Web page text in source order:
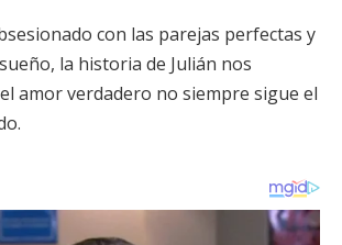
con las parejas perfectas y
la historia de Julián nos
amor verdadero no siempre sigue el